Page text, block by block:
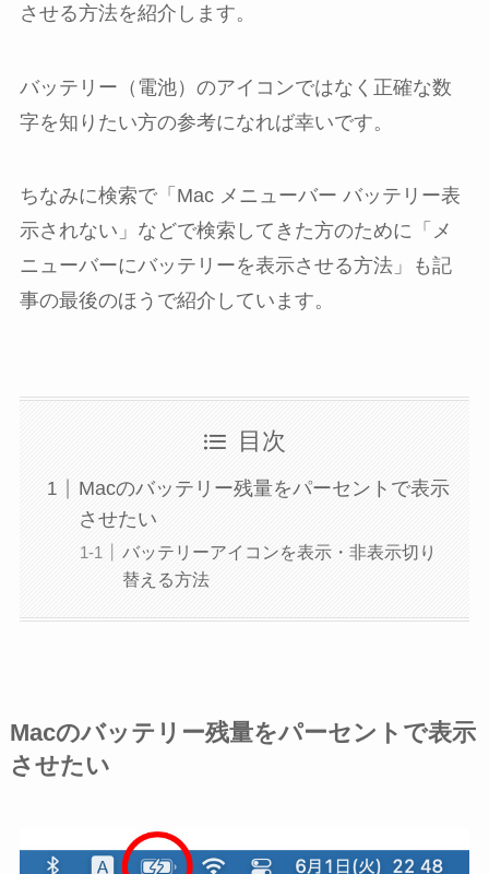
させる方法を紹介します。
バッテリー（電池）のアイコンではなく正確な数
字を知りたい方の参考になれば幸いです。
ちなみに検索で「Mac メニューバー バッテリー表
示されない」などで検索してきた方のために「メ
ニューバーにバッテリーを表示させる方法」も記
事の最後のほうで紹介しています。
目次
Macのバッテリー残量をパーセントで表示
させたい
バッテリーアイコンを表示・非表示切り
替える方法
Macのバッテリー残量をパーセントで表示
させたい